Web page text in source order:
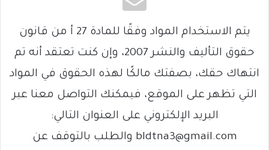
يتم الاستخدام المواد وفقًا للمادة 27 أ من قانون
حقوق التأليف والنشر 2007، وإن كنت تعتقد أنه تم
انتهاك حقك، بصفتك مالكًا لهذه الحقوق في المواد
التي تظهر على الموقع، فيمكنك التواصل معنا عبر
البريد الإلكتروني على العنوان التالي:
bldtna3@gmail.com والطلب بالتوقف عن